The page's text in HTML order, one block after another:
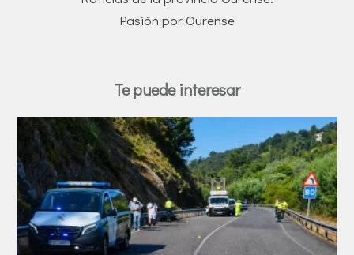
Pasión por Ourense
Te puede interesar